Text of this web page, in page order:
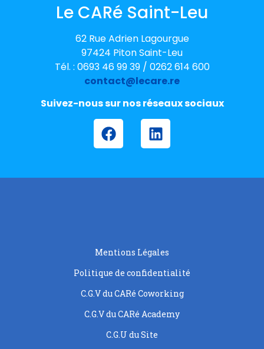
Le CARé Saint-Leu
62 Rue Adrien Lagourgue
97424 Piton Saint-Leu
Tél. : 0693 46 99 39 / 0262 614 600
contact@lecare.re
Suivez-nous sur nos réseaux sociaux
Mentions Légales
Politique de confidentialité
C.G.V du CARé Coworking
C.G.V du CARé Academy
C.G.U du Site